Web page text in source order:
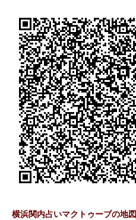
横浜関内占いマクトゥーブの地図